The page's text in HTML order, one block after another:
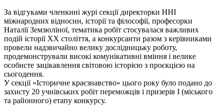
За відгуками членкині журі секції директорки ННІ
міжнародних відносин, історії та філософії, професорки
Наталії Земзюліної, тематика робіт стосувалася важливих
подій історії XX століття, а конкурсанти разом з керівниками
провели надзвичайно велику дослідницьку роботу,
продемонстрували високі комунікативні вміння і велике
особисте зацікавлення світовою історією з проєкцією на
сьогодення.
У секції «Історичне краєзнавство» цього року було подано до
захисту 20 учнівських робіт переможців і призерів І (міського
та районного) етапу конкурсу.